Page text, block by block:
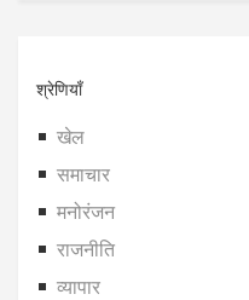
श्रेणियाँ
खेल
समाचार
मनोरंजन
राजनीति
व्यापार